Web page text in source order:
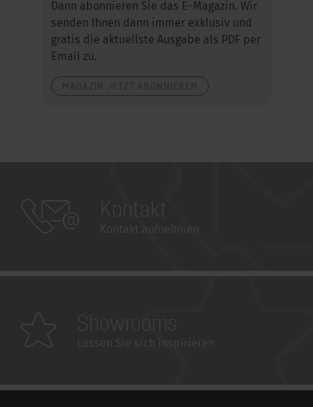
Dann abonnieren Sie das E-Magazin. Wir
senden Ihnen dann immer exklusiv und
gratis die aktuellste Ausgabe als PDF per
Email zu.